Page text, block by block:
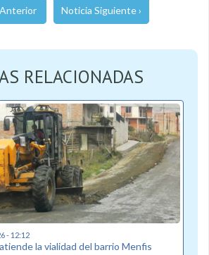
Noticia Siguiente ›
RELACIONADAS
- 12:12
la vialidad del barrio Menfis